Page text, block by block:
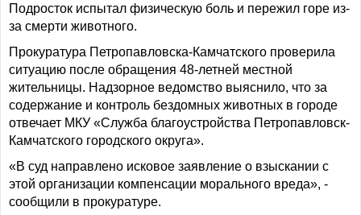
Подросток испытал физическую боль и пережил горе из-
за смерти животного.
Прокуратура Петропавловска-Камчатского проверила
ситуацию после обращения 48-летней местной
жительницы. Надзорное ведомство выяснило, что за
содержание и контроль бездомных животных в городе
отвечает МКУ «Служба благоустройства Петропавловск-
Камчатского городского округа».
«В суд направлено исковое заявление о взыскании с
этой организации компенсации морального вреда», -
сообщили в прокуратуре.